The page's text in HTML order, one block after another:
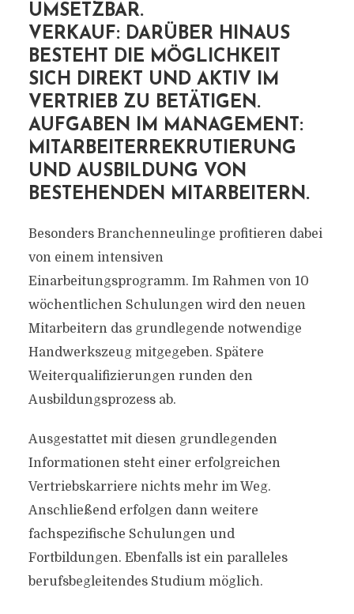
UMSETZBAR.
VERKAUF: DARÜBER HINAUS
BESTEHT DIE MÖGLICHKEIT
SICH DIREKT UND AKTIV IM
VERTRIEB ZU BETÄTIGEN.
AUFGABEN IM MANAGEMENT:
MITARBEITERREKRUTIERUNG
UND AUSBILDUNG VON
BESTEHENDEN MITARBEITERN.
Besonders Branchenneulinge profitieren dabei
von einem intensiven
Einarbeitungsprogramm. Im Rahmen von 10
wöchentlichen Schulungen wird den neuen
Mitarbeitern das grundlegende notwendige
Handwerkszeug mitgegeben. Spätere
Weiterqualifizierungen runden den
Ausbildungsprozess ab.
Ausgestattet mit diesen grundlegenden
Informationen steht einer erfolgreichen
Vertriebskarriere nichts mehr im Weg.
Anschließend erfolgen dann weitere
fachspezifische Schulungen und
Fortbildungen. Ebenfalls ist ein paralleles
berufsbegleitendes Studium möglich.